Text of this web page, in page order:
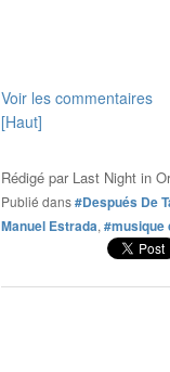
Voir les commentaires
[Haut]
Rédigé par Last Night in
Publié dans#Después De
Manuel Estrada, #musique